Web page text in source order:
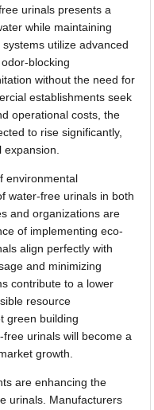
urinals presents a
while maintaining
utilize advanced
blocking
without the need for
establishments seek
operational costs, the
to rise significantly,
environmental
water-free urinals in both
and organizations are
of implementing eco-
align perfectly with
and minimizing
contribute to a lower
resource
green building
urinals will become a
growth.
are enhancing the
urinals. Manufacturers